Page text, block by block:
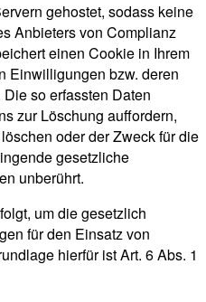
gehostet, sodass keine
Anbieters von Complianz
einen Cookie in Ihrem
Einwilligungen bzw. deren
so erfassten Daten
zur Löschung auffordern,
oder der Zweck für die
gesetzliche
unberührt.
um die gesetzlich
für den Einsatz von
hierfür ist Art. 6 Abs. 1